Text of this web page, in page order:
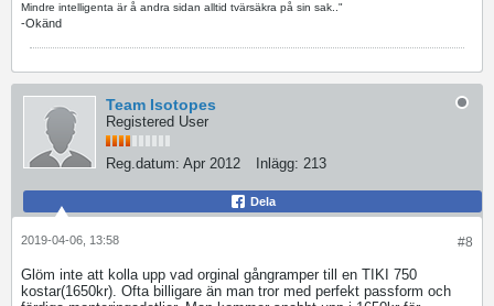
Mindre intelligenta är å andra sidan alltid tvärsäkra på sin sak.."
-Okänd
Team Isotopes
Registered User
Reg.datum: Apr 2012 Inlägg: 213
Dela
#8
2019-04-06, 13:58
Glöm inte att kolla upp vad orginal gångramper till en TIKI 750
kostar(1650kr). Ofta billigare än man tror med perfekt passform och